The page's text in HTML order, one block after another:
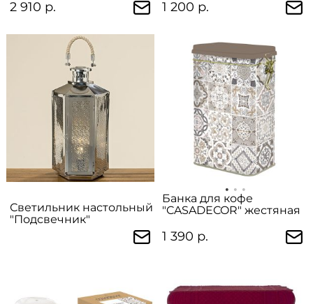
2 910 р. 1 200 р.
Светильник настольный
"Подсвечник"
Банка для кофе
"CASADECOR" жестяная
1 390 р.